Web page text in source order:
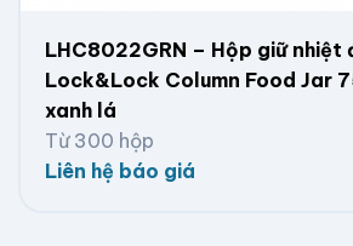
LHC8022GRN – Hộp giữ nhiệt
Lock&Lock Column Food Jar
xanh lá
Từ 300 hộp
Liên hệ báo giá